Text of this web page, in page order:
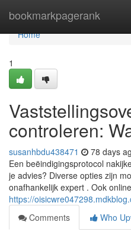
bookmarkpagerank
Home
Home
1
controleren:
susanhbdu438471 78 days
Een beëindigingsprotocol
je advies? Diverse opties zijn
onafhankelijk expert . Ook
https://
Comments
Who